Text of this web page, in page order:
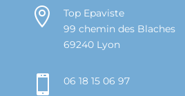

Top Epaviste
99 chemin des Blaches
69240 Lyon
 06 18 15 06 97